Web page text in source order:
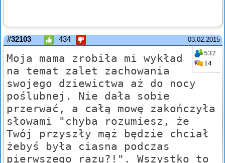
03.02.2015
#32103 434
532
14
Moja mama zrobiła mi wykład
na temat zalet zachowania
swojego dziewictwa aż do nocy
poślubnej. Nie dała sobie
przerwać, a całą mowę zakończyła
słowami "chyba rozumiesz, że
Twój przyszły mąż będzie chciał
żebyś była ciasna podczas
pierwszego razu?!". Wszystko to